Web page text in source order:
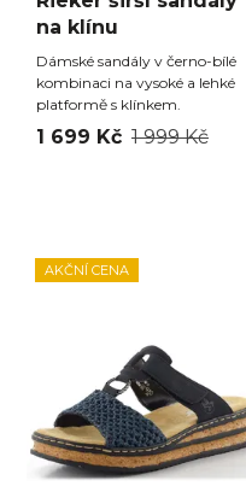
na klínu
Dámské sandály v černo-bílé
kombinaci na vysoké a lehké
platformě s klínkem.
1 699 Kč 1 999 Kč
AKČNÍ CENA